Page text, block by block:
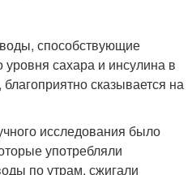
способствующие
сахара и инсулина в
сказывается на
исследования было
употребляли
по утрам, сжигали